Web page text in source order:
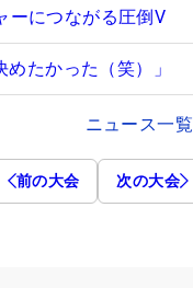
ーにつながる圧倒V
たかった（笑）」
ニュース一覧
前の大会 次の大会